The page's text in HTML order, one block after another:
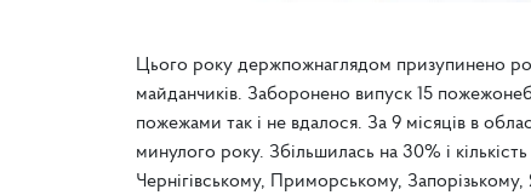
Цього року держпожнаглядом призупинено
майданчиків. Заборонено випуск 15
пожежами так і не вдалося. За 9 місяців в
минулого року. Збільшилась на 30% і
Чернігівському, Приморському,